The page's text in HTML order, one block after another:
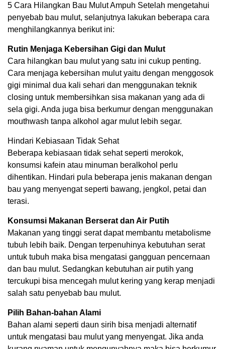
5 Cara Hilangkan Bau Mulut Ampuh Setelah mengetahui
penyebab bau mulut, selanjutnya lakukan beberapa cara
menghilangkannya berikut ini:
Rutin Menjaga Kebersihan Gigi dan Mulut
Cara hilangkan bau mulut yang satu ini cukup penting.
Cara menjaga kebersihan mulut yaitu dengan menggosok
gigi minimal dua kali sehari dan menggunakan teknik
closing untuk membersihkan sisa makanan yang ada di
sela gigi. Anda juga bisa berkumur dengan menggunakan
mouthwash tanpa alkohol agar mulut lebih segar.
Hindari Kebiasaan Tidak Sehat
Beberapa kebiasaan tidak sehat seperti merokok,
konsumsi kafein atau minuman beralkohol perlu
dihentikan. Hindari pula beberapa jenis makanan dengan
bau yang menyengat seperti bawang, jengkol, petai dan
terasi.
Konsumsi Makanan Berserat dan Air Putih
Makanan yang tinggi serat dapat membantu metabolisme
tubuh lebih baik. Dengan terpenuhinya kebutuhan serat
untuk tubuh maka bisa mengatasi gangguan pencernaan
dan bau mulut. Sedangkan kebutuhan air putih yang
tercukupi bisa mencegah mulut kering yang kerap menjadi
salah satu penyebab bau mulut.
Pilih Bahan-bahan Alami
Bahan alami seperti daun sirih bisa menjadi alternatif
untuk mengatasi bau mulut yang menyengat. Jika anda